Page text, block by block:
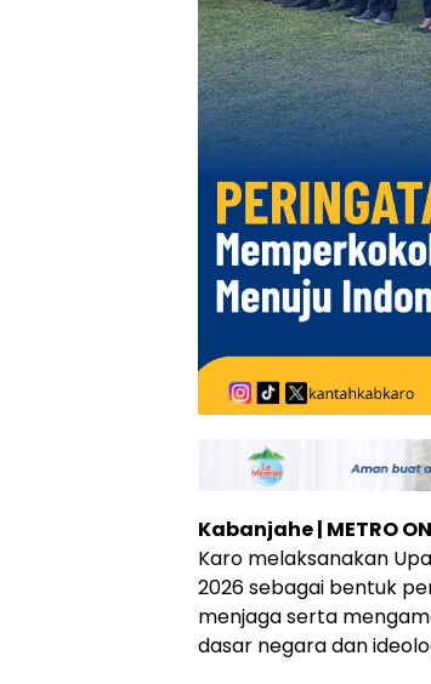
Kabanjahe | METRO
Karo melaksanakan
2026 sebagai bentuk
menjaga serta
dasar negara dan